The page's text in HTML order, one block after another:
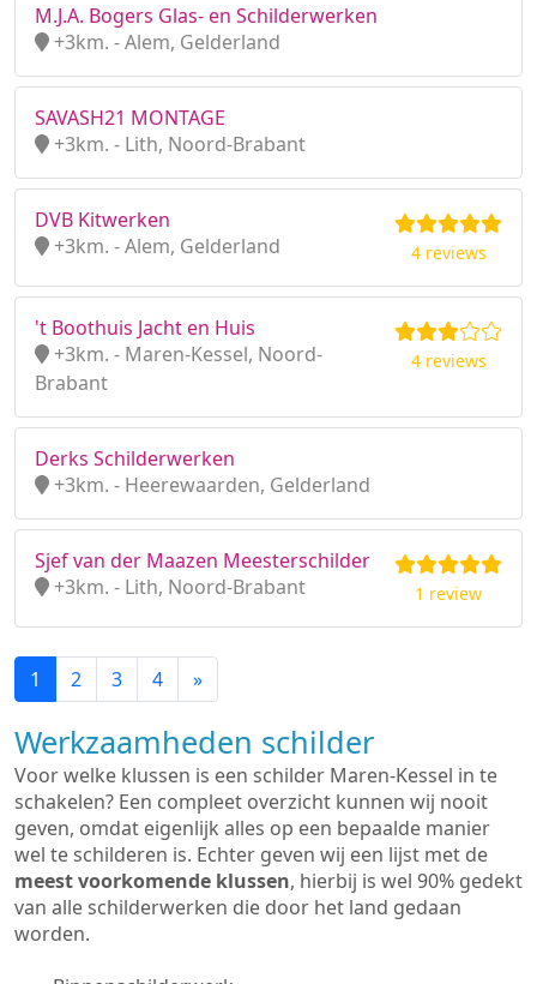
M.J.A. Bogers Glas- en Schilderwerken
+3km. - Alem, Gelderland
SAVASH21 MONTAGE
+3km. - Lith, Noord-Brabant
DVB Kitwerken
+3km. - Alem, Gelderland
4 reviews
't Boothuis Jacht en Huis
+3km. - Maren-Kessel, Noord-
Brabant
4 reviews
Derks Schilderwerken
+3km. - Heerewaarden, Gelderland
Sjef van der Maazen Meesterschilder
+3km. - Lith, Noord-Brabant
1 review
1 2 3 4 »
Werkzaamheden schilder
Voor welke klussen is een schilder Maren-Kessel in te
schakelen? Een compleet overzicht kunnen wij nooit
geven, omdat eigenlijk alles op een bepaalde manier
wel te schilderen is. Echter geven wij een lijst met de
meest voorkomende klussen, hierbij is wel 90% gedekt
van alle schilderwerken die door het land gedaan
worden.